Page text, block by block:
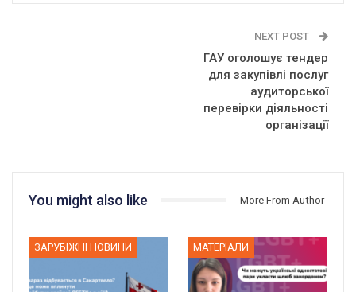
NEXT POST
ГАУ оголошує тендер
для закупівлі послуг
аудиторської
перевірки діяльності
організації
You might also like More From Author
ЗАРУБІЖНІ НОВИНИ МАТЕРІАЛИ